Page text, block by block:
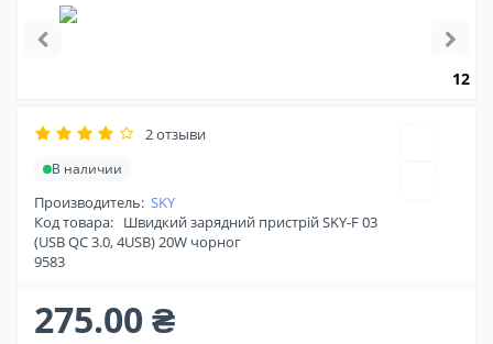
12
2 отзыви
В наличии
Производитель: SKY
Код товара: Швидкий зарядний пристрій SKY-F 03
(USB QC 3.0, 4USB) 20W чорног
9583
275.00 ₴